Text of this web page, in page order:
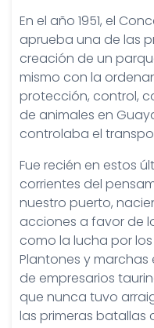
En el año 1951, el
aprueba una de las
creación de un
mismo con la
protección, control,
de animales en
controlaba el
Fue recién en estos
corrientes del
nuestro puerto,
acciones a favor de
como la lucha por
Plantones y
de empresarios
que nunca tuvo
las primeras batallas